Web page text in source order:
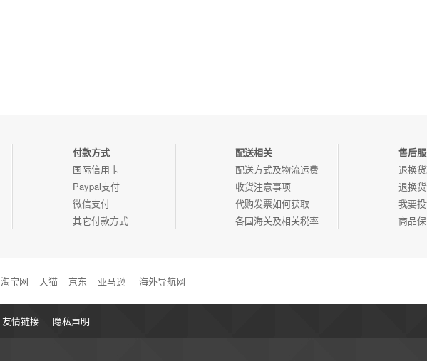
付款方式
国际信用卡
Paypal支付
微信支付
其它付款方式
配送相关
配送方式及物流运费
收货注意事项
代购发票如何获取
各国海关及相关税率
售后
退换
退换
我要
商品
淘宝网 天猫 京东 亚马逊 海外导航网
友情链接 隐私声明